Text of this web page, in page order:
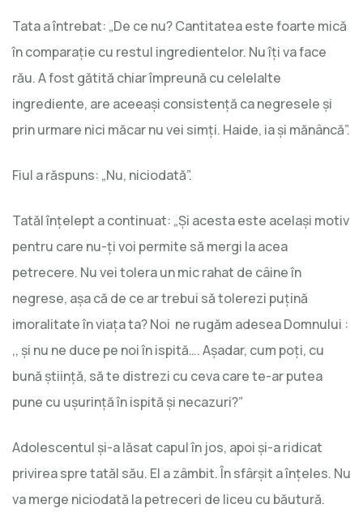
Tata a întrebat: „De ce nu? Cantitatea este foarte mică
în comparație cu restul ingredientelor. Nu îți va face
rău. A fost gătită chiar împreună cu celelalte
ingrediente, are aceeași consistență ca negresele și
prin urmare nici măcar nu vei simți. Haide, ia şi mănâncă”.
Fiul a răspuns: „Nu, niciodată”.
Tatăl înțelept a continuat: „Și acesta este același motiv
pentru care nu-ți voi permite să mergi la acea
petrecere. Nu vei tolera un mic rahat de câine în
negrese, așa că de ce ar trebui să tolerezi puțină
imoralitate în viața ta? Noi ne rugăm adesea Domnului :
,, şi nu ne duce pe noi în ispită…. Așadar, cum poți, cu
bună știință, să te distrezi cu ceva care te-ar putea
pune cu ușurință în ispită și necazuri?”
Adolescentul și-a lăsat capul în jos, apoi și-a ridicat
privirea spre tatăl său. El a zâmbit. În sfârșit a înțeles. Nu
va merge niciodată la petreceri de liceu cu băutură.